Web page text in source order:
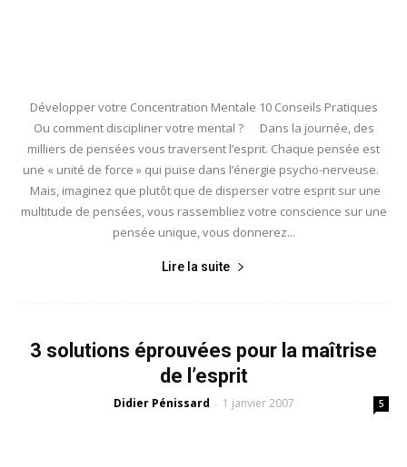
Développer votre Concentration Mentale 10 Conseils Pratiques
Ou comment discipliner votre mental ? Dans la journée, des
milliers de pensées vous traversent l’esprit. Chaque pensée est
une « unité de force » qui puise dans l’énergie psycho-nerveuse.
Mais, imaginez que plutôt que de disperser votre esprit sur une
multitude de pensées, vous rassembliez votre conscience sur une
pensée unique, vous donnerez...
Lire la suite
3 solutions éprouvées pour la maîtrise
de l’esprit
Didier Pénissard - 1 janvier 2007 5